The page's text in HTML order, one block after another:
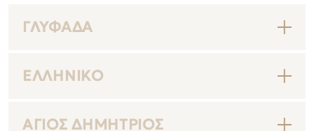
ΓΛΥΦΆΔΑ
ΕΛΛΗΝΙΚΌ
ΆΓΙΟΣ ΔΗΜΉΤΡΙΟΣ